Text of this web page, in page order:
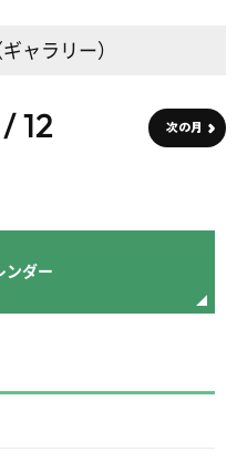
ャラリー）
12 次の月
ンダー